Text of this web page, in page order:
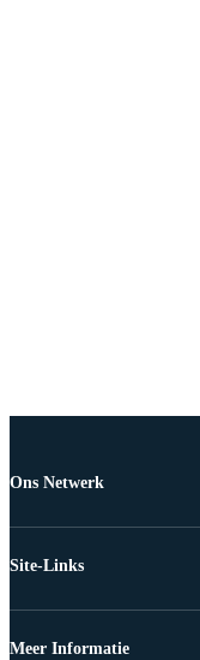
Ons Netwerk
Site-Links
Meer Informatie